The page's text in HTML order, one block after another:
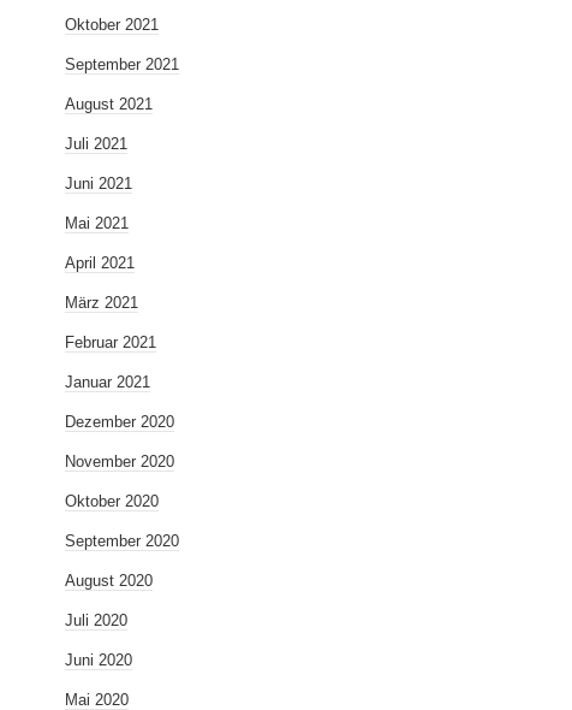
Oktober 2021
September 2021
August 2021
Juli 2021
Juni 2021
Mai 2021
April 2021
März 2021
Februar 2021
Januar 2021
Dezember 2020
November 2020
Oktober 2020
September 2020
August 2020
Juli 2020
Juni 2020
Mai 2020